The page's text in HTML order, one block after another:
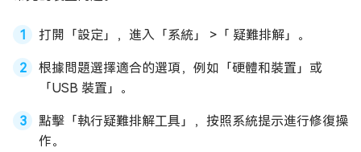
打開「設定」，進入「系統」 >「 疑難排解」。
根據問題選擇適合的選項，例如「硬體和裝置」或
「USB 裝置」。
點擊「執行疑難排解工具」，按照系統提示進行修復操
作。